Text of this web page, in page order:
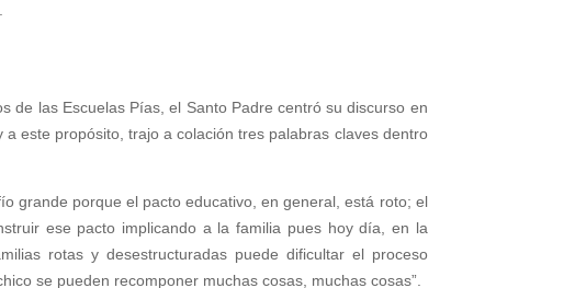
de las Escuelas Pías, el Santo Padre centró su discurso en
este propósito, trajo a colación tres palabras claves dentro
grande porque el pacto educativo, en general, está roto; el
ese pacto implicando a la familia pues hoy día, en la
rotas y desestructuradas puede dificultar el proceso
se pueden recomponer muchas cosas, muchas cosas”.